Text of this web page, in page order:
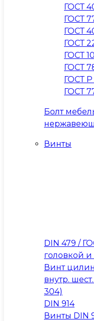
ГОСТ
ГОСТ
ГОСТ
ГОСТ
ГОСТ
ГОСТ
ГОСТ Р
ГОСТ
Болт
Винты
DIN 479 /
головкой
Винт
внутр.
304)
DIN 914
Винты DIN